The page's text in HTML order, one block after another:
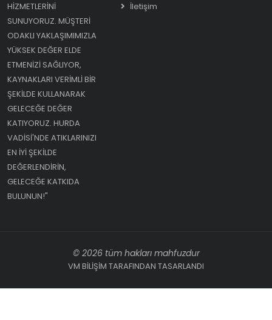
HIZMETLERINI
SUNUYORUZ. MÜŞTERI
ODAKLI YAKLAŞIMIMIZLA
YÜKSEK DEĞER ELDE
ETMENIZI SAĞLIYOR,
KAYNAKLARI VERIMLI BIR
ŞEKILDE KULLANARAK
GELECEĞE DEĞER
KATIYORUZ. HURDA
VADISI'NDE ATIKLARINIZI
EN IYI ŞEKILDE
DEĞERLENDIRIN,
GELECEĞE KATKIDA
BULUNUN!"
İletişim
© 2026 tüm hakları mahfuzdur
VM BİLİŞİM TARAFINDAN TASARLANDI